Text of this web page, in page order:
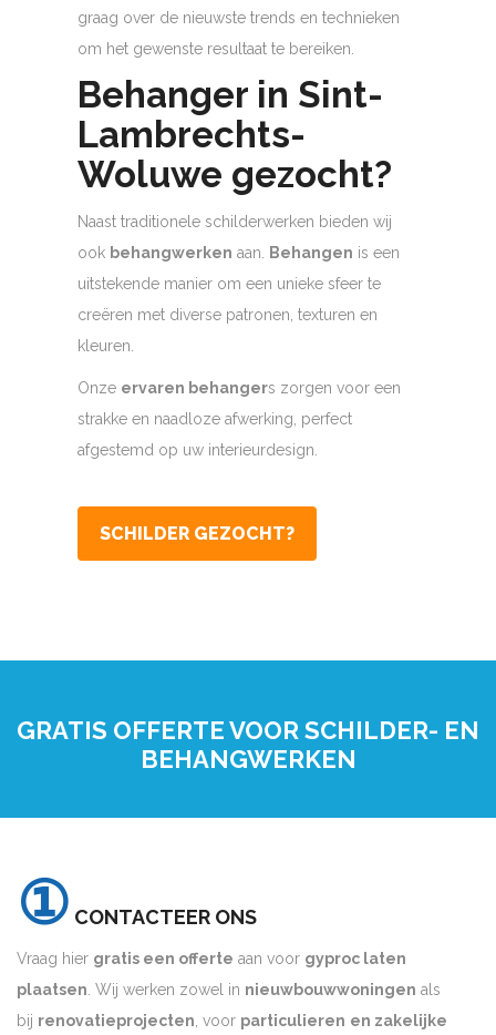
graag over de nieuwste trends en technieken
om het gewenste resultaat te bereiken.
Behanger in Sint-
Lambrechts-
Woluwe gezocht?
Naast traditionele schilderwerken bieden wij
ook behangwerken aan. Behangen is een
uitstekende manier om een unieke sfeer te
creëren met diverse patronen, texturen en
kleuren.
Onze ervaren behangers zorgen voor een
strakke en naadloze afwerking, perfect
afgestemd op uw interieurdesign.
SCHILDER GEZOCHT?
GRATIS OFFERTE VOOR SCHILDER- EN
BEHANGWERKEN
① CONTACTEER ONS
Vraag hier gratis een offerte aan voor gyproc laten
plaatsen. Wij werken zowel in nieuwbouwwoningen als
bij renovatieprojecten, voor particulieren en zakelijke